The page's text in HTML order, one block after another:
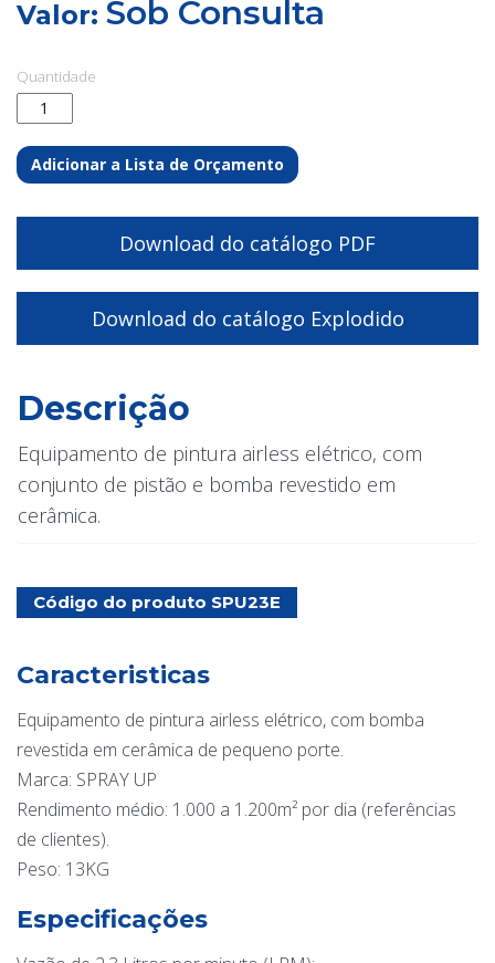
Valor: Sob Consulta
Quantidade
Adicionar a Lista de Orçamento
Download do catálogo PDF
Download do catálogo Explodido
Descrição
Equipamento de pintura airless elétrico, com
conjunto de pistão e bomba revestido em
cerâmica.
Código do produto SPU23E
Caracteristicas
Equipamento de pintura airless elétrico, com bomba
revestida em cerâmica de pequeno porte.
Marca: SPRAY UP
Rendimento médio: 1.000 a 1.200m² por dia (referências
de clientes).
Peso: 13KG
Especificações